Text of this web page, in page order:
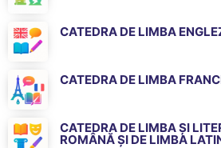
CATEDRA DE LIMBA
CATEDRA DE LIMBA
CATEDRA DE LIMBA ȘI
ROMÂNĂ ȘI DE LIMBA